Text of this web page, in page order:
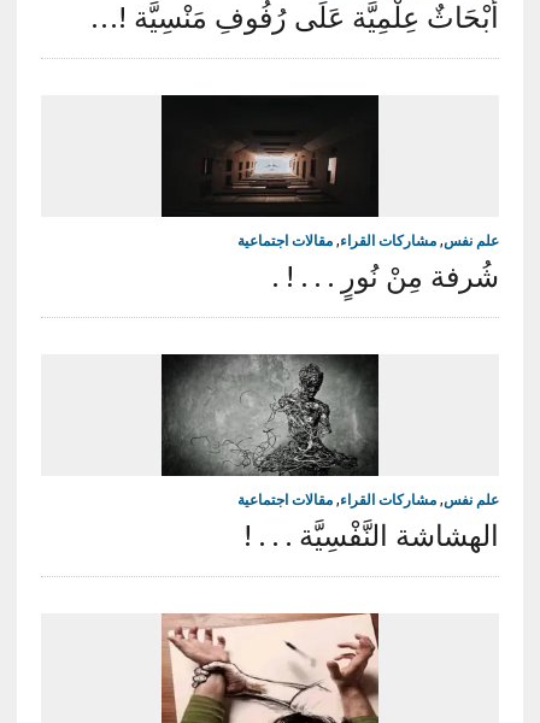
أَبْحَاثٌ عِلْمِيَّة عَلَى رُفُوفِ مَنْسِيَّة !…
علم نفس, مشاركات القراء, مقالات اجتماعية
شُرفة مِنْ نُورٍ . . . ! .
علم نفس, مشاركات القراء, مقالات اجتماعية
الهشاشة النَّفْسِيَّة . . . !